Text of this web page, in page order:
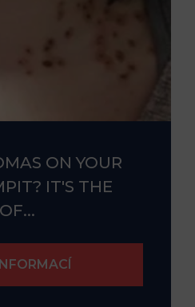
ON YOUR
IT'S THE